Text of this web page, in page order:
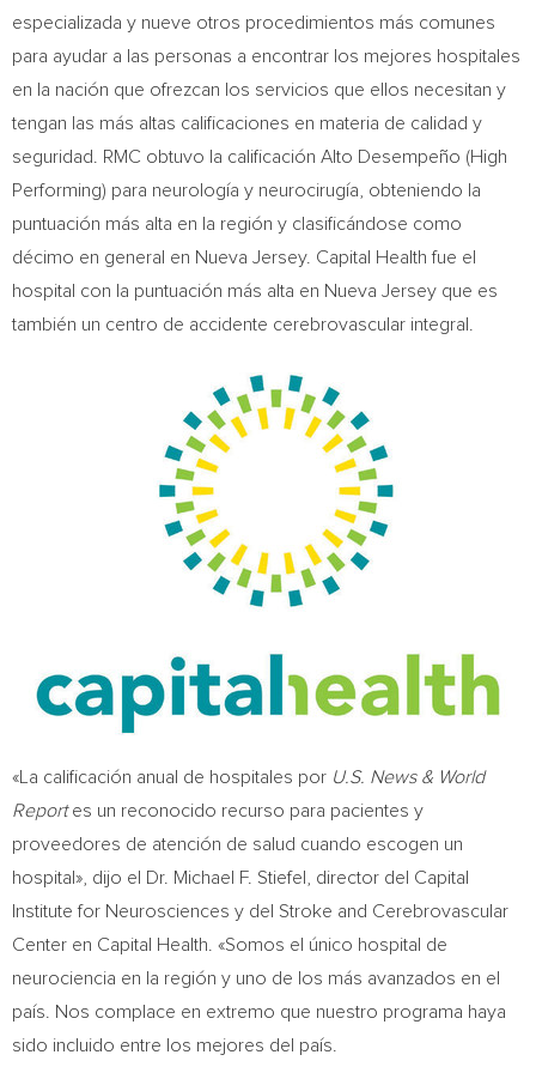
especializada y nueve otros procedimientos más comunes
para ayudar a las personas a encontrar los mejores hospitales
en la nación que ofrezcan los servicios que ellos necesitan y
tengan las más altas calificaciones en materia de calidad y
seguridad. RMC obtuvo la calificación Alto Desempeño (High
Performing) para neurología y neurocirugía, obteniendo la
puntuación más alta en la región y clasificándose como
décimo en general en Nueva Jersey. Capital Health fue el
hospital con la puntuación más alta en Nueva Jersey que es
también un centro de accidente cerebrovascular integral.
«La calificación anual de hospitales por U.S. News & World
Reportes un reconocido recurso para pacientes y
proveedores de atención de salud cuando escogen un
hospital», dijo el Dr. Michael F. Stiefel
, director del Capital
Institute for Neurosciences y del Stroke and Cerebrovascular
Center en Capital Health. «Somos el único hospital de
neurociencia en la región y uno de los más avanzados en el
país. Nos complace en extremo que nuestro programa haya
sido incluido entre los mejores del país.